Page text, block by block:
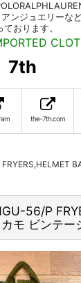
ンジュエリーな
ております。
7th
the-7th.com
56/P
モ ビンテー